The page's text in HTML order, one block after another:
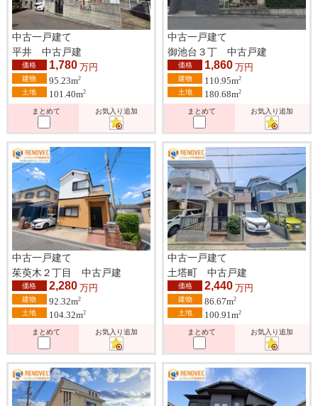
中古一戸建て
平井 中古戸建
価格 1,780 万円
建物 95.23m2
土地 101.40m2
まとめて お気入り追加
中古一戸建て
御池台３丁 中古戸建
価格 1,860 万円
建物 110.95m2
土地 180.68m2
まとめて お気入り追加
中古一戸建て
茱萸木２丁目 中古戸建
価格 2,280 万円
建物 92.32m2
土地 104.32m2
まとめて お気入り追加
中古一戸建て
土塔町 中古戸建
価格 2,440 万円
建物 86.67m2
土地 100.91m2
まとめて お気入り追加